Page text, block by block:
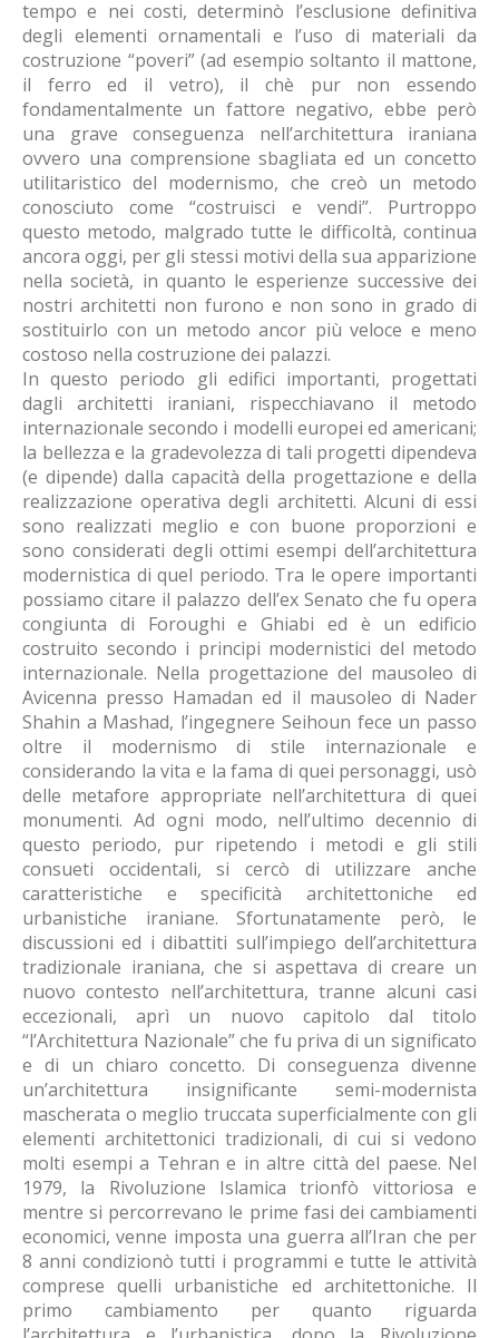
tempo e nei costi, determinò l’esclusione definitiva
degli elementi ornamentali e l’uso di materiali da
costruzione “poveri” (ad esempio soltanto il mattone,
il ferro ed il vetro), il chè pur non essendo
fondamentalmente un fattore negativo, ebbe però
una grave conseguenza nell’architettura iraniana
ovvero una comprensione sbagliata ed un concetto
utilitaristico del modernismo, che creò un metodo
conosciuto come “costruisci e vendi”. Purtroppo
questo metodo, malgrado tutte le difficoltà, continua
ancora oggi, per gli stessi motivi della sua apparizione
nella società, in quanto le esperienze successive dei
nostri architetti non furono e non sono in grado di
sostituirlo con un metodo ancor più veloce e meno
costoso nella costruzione dei palazzi.
In questo periodo gli edifici importanti, progettati
dagli architetti iraniani, rispecchiavano il metodo
internazionale secondo i modelli europei ed americani;
la bellezza e la gradevolezza di tali progetti dipendeva
(e dipende) dalla capacità della progettazione e della
realizzazione operativa degli architetti. Alcuni di essi
sono realizzati meglio e con buone proporzioni e
sono considerati degli ottimi esempi dell’architettura
modernistica di quel periodo. Tra le opere importanti
possiamo citare il palazzo dell’ex Senato che fu opera
congiunta di Foroughi e Ghiabi ed è un edificio
costruito secondo i principi modernistici del metodo
internazionale. Nella progettazione del mausoleo di
Avicenna presso Hamadan ed il mausoleo di Nader
Shahin a Mashad, l’ingegnere Seihoun fece un passo
oltre il modernismo di stile internazionale e
considerando la vita e la fama di quei personaggi, usò
delle metafore appropriate nell’architettura di quei
monumenti. Ad ogni modo, nell’ultimo decennio di
questo periodo, pur ripetendo i metodi e gli stili
consueti occidentali, si cercò di utilizzare anche
caratteristiche e specificità architettoniche ed
urbanistiche iraniane. Sfortunatamente però, le
discussioni ed i dibattiti sull’impiego dell’architettura
tradizionale iraniana, che si aspettava di creare un
nuovo contesto nell’architettura, tranne alcuni casi
eccezionali, aprì un nuovo capitolo dal titolo
“l’Architettura Nazionale” che fu priva di un significato
e di un chiaro concetto. Di conseguenza divenne
un’architettura insignificante semi-modernista
mascherata o meglio truccata superficialmente con gli
elementi architettonici tradizionali, di cui si vedono
molti esempi a Tehran e in altre città del paese. Nel
1979, la Rivoluzione Islamica trionfò vittoriosa e
mentre si percorrevano le prime fasi dei cambiamenti
economici, venne imposta una guerra all’Iran che per
8 anni condizionò tutti i programmi e tutte le attività
comprese quelli urbanistiche ed architettoniche. Il
primo cambiamento per quanto riguarda